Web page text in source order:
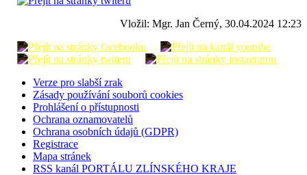
Vložil: Mgr. Jan Černý, 30.04.2024 12:23
Verze pro slabší zrak
Zásady používání souborů cookies
Prohlášení o přístupnosti
Ochrana oznamovatelů
Ochrana osobních údajů (GDPR)
Registrace
Mapa stránek
RSS kanál PORTÁLU ZLÍNSKÉHO KRAJE